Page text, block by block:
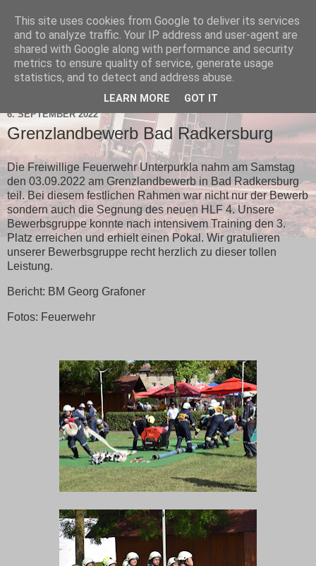
6. SEPTEMBER 2022
Grenzlandbewerb Bad Radkersburg
Die Freiwillige Feuerwehr Unterpurkla nahm am Samstag
den 03.09.2022 am Grenzlandbewerb in Bad Radkersburg
teil. Bei diesem festlichen Rahmen war nicht nur der Bewerb
sondern auch die Segnung des neuen HLF 4. Unsere
Bewerbsgruppe konnte nach intensivem Training den 3.
Platz erreichen und erhielt einen Pokal. Wir gratulieren
unserer Bewerbsgruppe recht herzlich zu dieser tollen
Leistung.
Bericht: BM Georg Grafoner
Fotos: Feuerwehr
This site uses cookies from Google to deliver its services
and to analyze traffic. Your IP address and user-agent are
shared with Google along with performance and security
metrics to ensure quality of service, generate usage
statistics, and to detect and address abuse.
LEARN MORE GOT IT